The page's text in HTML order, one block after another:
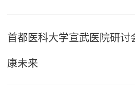
首都医科大学宣武医院研讨
康未来